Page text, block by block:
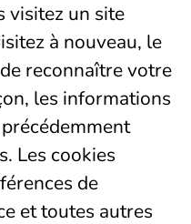
visitez un site
à nouveau, le
reconnaître votre
les informations
Les cookies
de
et toutes autres